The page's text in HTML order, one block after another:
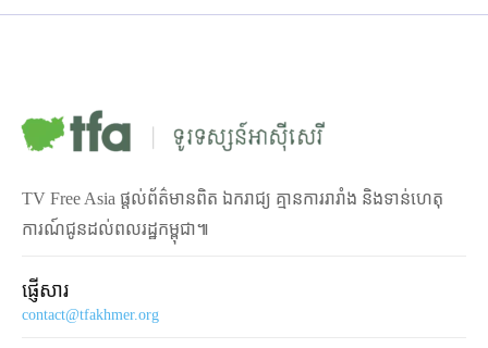
TV Free Asia ផ្ដល់ព័ត៌មានពិត ឯករាជ្យ គ្មានការរារាំង និងទាន់ហេតុ
ការណ៍ជូនដល់ពលរដ្ឋកម្ពុជា៕
ផ្ញើសារ
contact@tfakhmer.org